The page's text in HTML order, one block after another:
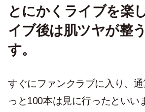
とにかくライブを楽
イブ後は肌ツヤが整
す。
すぐにファンクラブに入り、
っと100本は見に行ったといい